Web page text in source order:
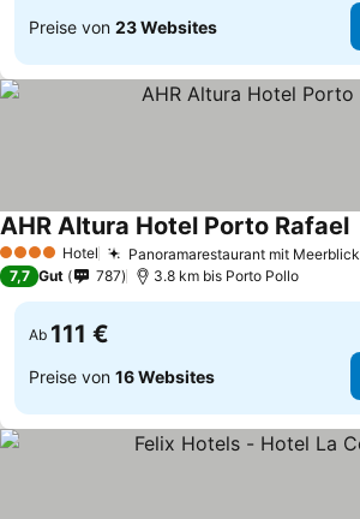
Preise von 23 Websites
4 Sterne Hotel Panoramarestaurant mit Meerblick
AHR Altura Hotel Porto Rafael
7,7 Gut 787 3.8 km bis Porto Pollo
Ab 111 €
Preise von 16 Websites